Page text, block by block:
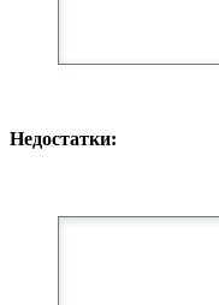
Недостатки: